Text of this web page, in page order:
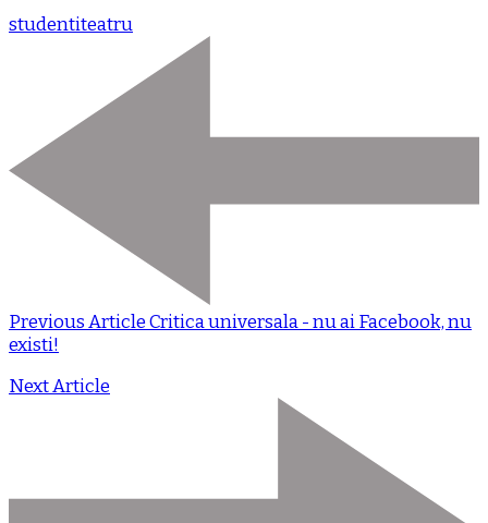
studentiteatru
Previous ArticleCritica universala - nu ai Facebook, nu
existi!
Next Article